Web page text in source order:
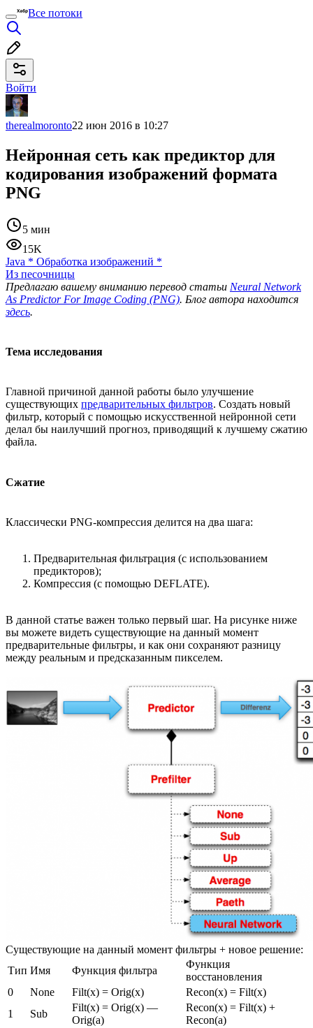
Все потоки
Войти
therealmoronto22 июн 2016 в 10:27
Нейронная сеть как предиктор для
кодирования изображений формата
PNG
5 мин
15K
Java * Обработка изображений *
Из песочницы
Предлагаю вашему вниманию перевод статьи Neural Network
As Predictor For Image Coding (PNG). Блог автора находится
здесь.
Тема исследования
Главной причиной данной работы было улучшение
существующих предварительных фильтров. Создать новый
фильтр, который с помощью искусственной нейронной сети
делал бы наилучший прогноз, приводящий к лучшему сжатию
файла.
Сжатие
Классически PNG-компрессия делится на два шага:
Предварительная фильтрация (с использованием
предикторов);
Компрессия (с помощью DEFLATE).
В данной статье важен только первый шаг. На рисунке ниже
вы можете видеть существующие на данный момент
предварительные фильтры, и как они сохраняют разницу
между реальным и предсказанным пикселем.
Существующие на данный момент фильтры + новое решение:
Тип Имя Функция фильтра
Функция
восстановления
0
None Filt(x) = Orig(x)
Recon(x) = Filt(x)
1
Sub
Filt(x) = Orig(x) —
Orig(a)
Recon(x) = Filt(x) +
Recon(a)